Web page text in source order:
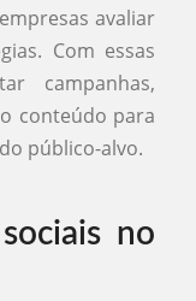
avaliar
Com essas
campanhas,
conteúdo para
público-alvo.
no